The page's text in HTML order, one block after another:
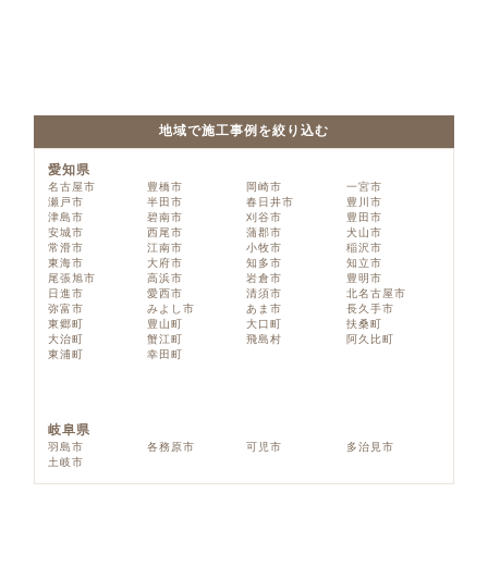
地域で施工事例を絞り込む
愛知県
名古屋市 豊橋市 岡崎市
一宮市
瀬戸市
半田市 春日井市
豊川市
津島市
碧南市 刈谷市
豊田市
安城市
西尾市 蒲郡市
犬山市
常滑市
江南市 小牧市
稲沢市
東海市
大府市 知多市
知立市
尾張旭市
高浜市 岩倉市
豊明市
日進市
愛西市 清須市
北名古屋市
弥富市
みよし市 あま市
長久手市
東郷町
豊山町 大口町
扶桑町
大治町
蟹江町 飛島村
阿久比町
東浦町
幸田町
岐阜県
羽島市 各務原市 可児市
多治見市
土岐市